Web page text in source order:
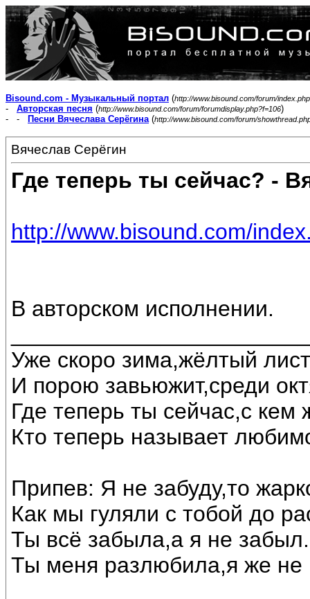
Bisound.com - Музыкальный портал (http://www.bisound.com/forum/index.php
- Авторская песня (http://www.bisound.com/forum/forumdisplay.php?f=106)
- -
Песни Вячеслава Серёгина(http://www.bisound.com/forum/
Вячеслав Серёгин
Где теперь ты сейчас? -
http://www.bisound.com/
В авторском исполнении.
Уже скоро зима,жёлтый
И порою завьюжит,среди
Где теперь ты сейчас,с кем
Кто теперь называет
Припев: Я не забуду,то
Как мы гуляли с тобой до
Ты всё забыла,а я не забыл.
Ты меня разлюбила,я же не